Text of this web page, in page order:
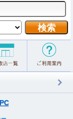
PC